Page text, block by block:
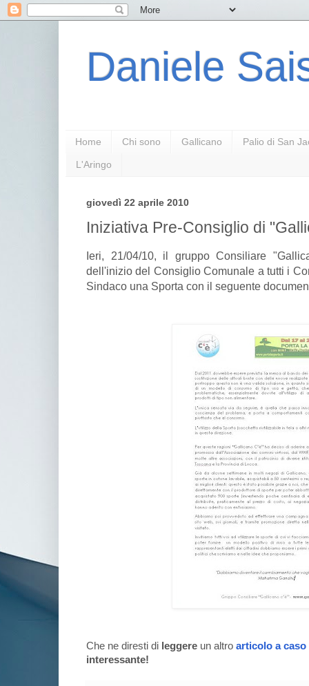
Daniele
Home Chi sono Gallicano Palio di San
L'Aringo
giovedì 22 aprile 2010
Iniziativa Pre-Consiglio di
Ieri, 21/04/10, il gruppo Consiliare
dell'inizio del Consiglio Comunale a tutti i
Sindaco una Sporta con il seguente
Che ne diresti di leggere un altro articolo a caso
interessante!